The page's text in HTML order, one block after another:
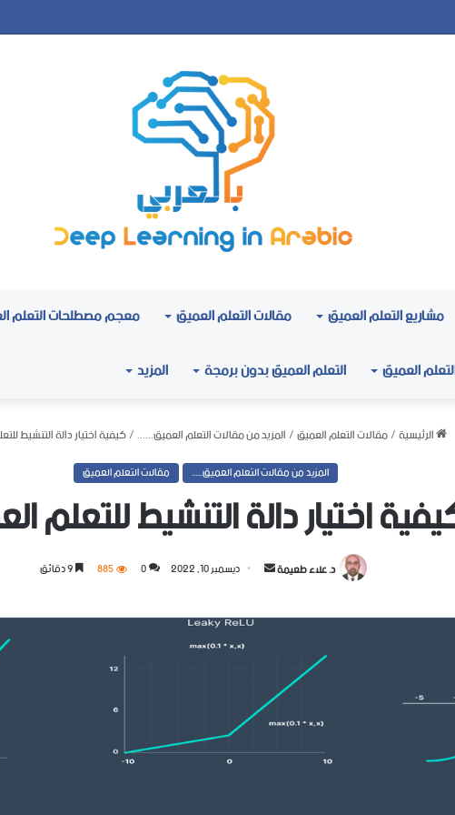
مشاريع التعلم العميق مقالات التعلم العميق
معجم مصطلحات التعلم
العميق التعلم العميق بدون برمجة المزيد
الرئيسية/مقالات التعلم العميق/المزيد من مقالات التعلم العميق....../كيفية اختيار دالة التنشيط
المزيد من مقالات التعلم العميق...... مقالات التعلم العميق
اختيار دالة التنشيط للتعلم
د. علاء طعيمة أرسل
إلكترونيا
ديسمبر 10, 2022 0
885